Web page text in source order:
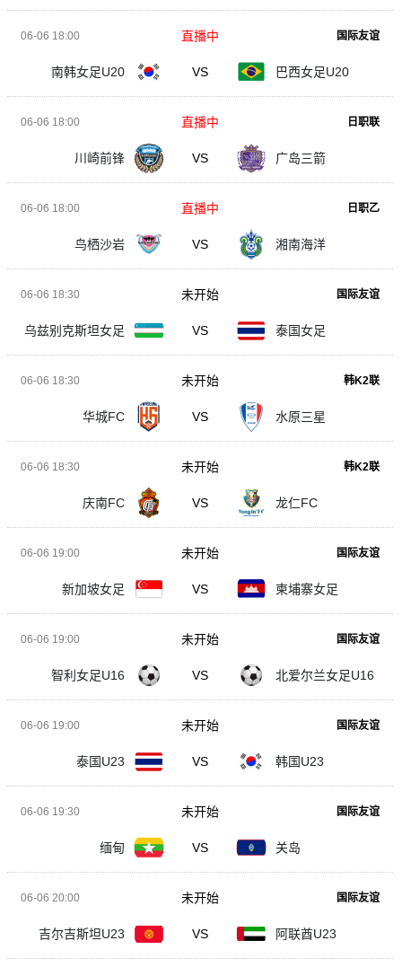
06-06 18:00 国际友谊
南韩女足U20 VS 巴西女足U20
直播中
06-06 18:00 日职联
川崎前锋 VS 广岛三箭
直播中
06-06 18:00 日职乙
鸟栖沙岩 VS 湘南海洋
直播中
06-06 18:30 国际友谊
乌兹别克斯坦女足 VS 泰国女足
未开始
06-06 18:30 韩K2联
华城FC VS 水原三星
未开始
06-06 18:30 韩K2联
庆南FC VS 龙仁FC
未开始
06-06 19:00 国际友谊
新加坡女足 VS 柬埔寨女足
未开始
06-06 19:00 国际友谊
智利女足U16 VS 北爱尔兰女足U16
未开始
06-06 19:00 国际友谊
泰国U23 VS 韩国U23
未开始
06-06 19:30 国际友谊
缅甸 VS 关岛
未开始
06-06 20:00 国际友谊
吉尔吉斯坦U23 VS 阿联酋U23
未开始